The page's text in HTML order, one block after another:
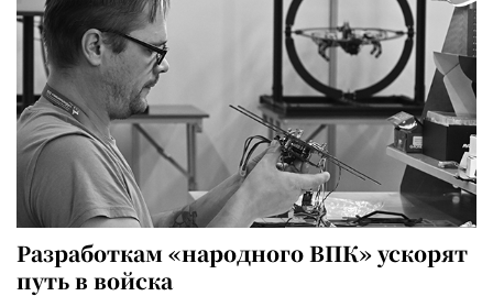
Разработкам «народного ВПК» ускорят
путь в войска